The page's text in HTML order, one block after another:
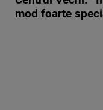
mod foarte